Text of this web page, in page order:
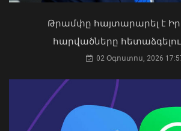
ՀՀ ԶՈւ ՀՕՊ ստորաբաժանումները
Կաթողիկոսը պետք է օրենքի
կանգնի, եթե հանցանք է գործել,
արտաքին ազդեցության գործակալ
դարձել. աստվածաբան
07 Օգոստոս, 2026 17:03
Թրամփը հայտարարել է
հարվածները
02 Օգոստոս, 2026